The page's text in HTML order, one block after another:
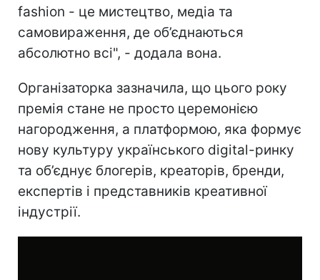
fashion - це мистецтво, медіа та
самовираження, де об’єднаються
абсолютно всі", - додала вона.
Організаторка зазначила, що цього року
премія стане не просто церемонією
нагородження, а платформою, яка формує
нову культуру українського digital-ринку
та об’єднує блогерів, креаторів, бренди,
експертів і представників креативної
індустрії.